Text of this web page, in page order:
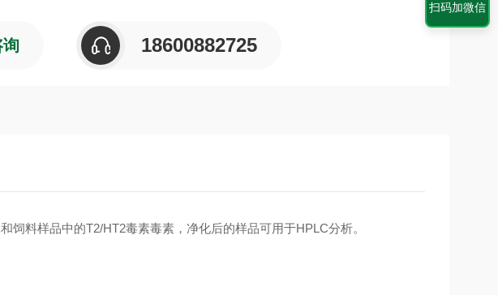
18600882725
饲料样品中的T2/HT2毒素毒素，净化后的样品可用于HPLC分析。
扫码加微信